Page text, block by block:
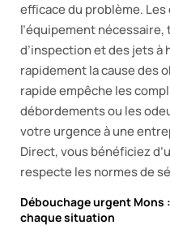
efficace du problème.
l’équipement nécessaire,
d’inspection et des jets
rapidement la cause des
rapide empêche les
débordements ou les
votre urgence à une
Direct, vous bénéficiez
respecte les normes de
Débouchage urgent
chaque situation